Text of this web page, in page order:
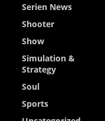
Serien News
Shooter
Show
Simulation &
Strategy
Soul
Sports